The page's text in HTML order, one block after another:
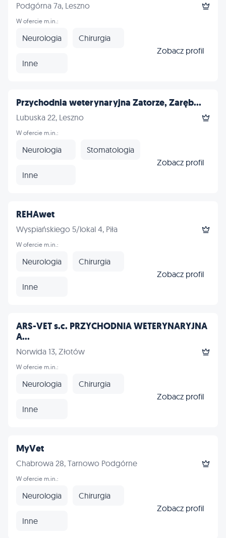
Podgórna 7a, Leszno
W ofercie m.in.:
Neurologia Chirurgia
Inne
Zobacz profil
Przychodnia weterynaryjna Zatorze, Zaręb...
Lubuska 22, Leszno
W ofercie m.in.:
Neurologia Stomatologia
Inne
Zobacz profil
REHAwet
Wyspiańskiego 5/lokal 4, Piła
W ofercie m.in.:
Neurologia Chirurgia
Inne
Zobacz profil
ARS-VET s.c. PRZYCHODNIA WETERYNARYJNA
A...
Norwida 13, Złotów
W ofercie m.in.:
Neurologia Chirurgia
Inne
Zobacz profil
MyVet
Chabrowa 28, Tarnowo Podgórne
W ofercie m.in.:
Neurologia Chirurgia
Inne
Zobacz profil